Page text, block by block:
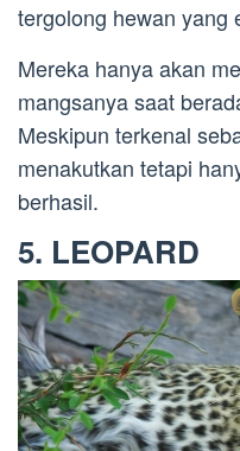
tergolong hewan yang
Mereka hanya akan
mangsanya saat
Meskipun terkenal
menakutkan tetapi
berhasil.
5. LEOPARD